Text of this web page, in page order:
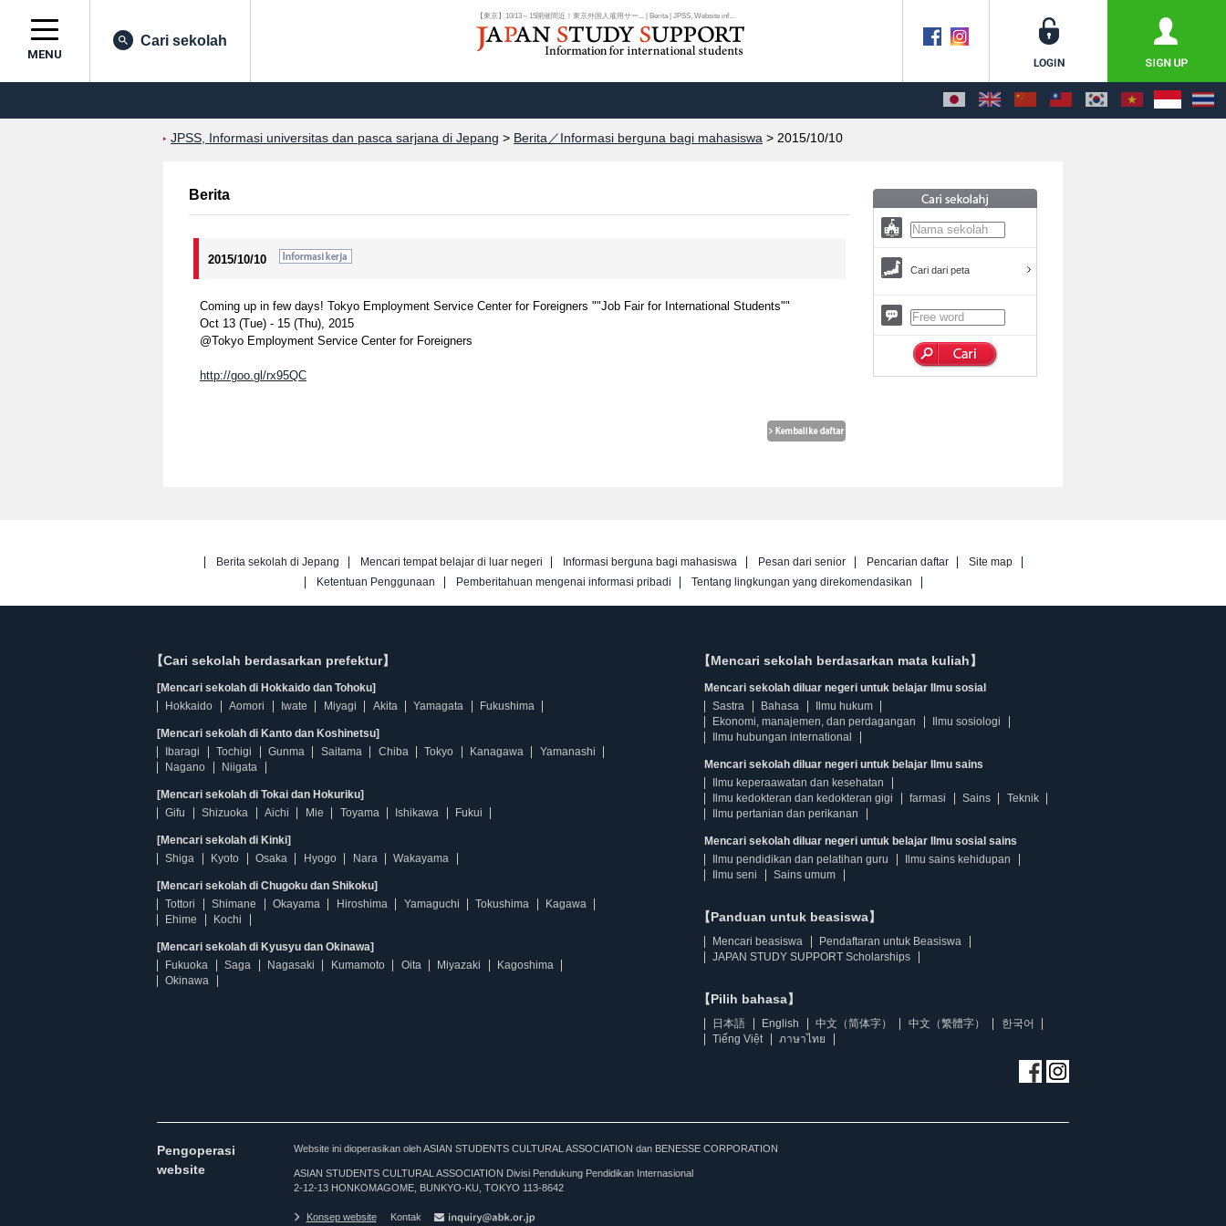
【東京】10/13～15開催間近！東京外国人雇用サー... | Berita | JPSS, Website inf...
MENU
Cari sekolah
JPSS, Informasi universitas dan pasca sarjana di Jepang > Berita／Informasi berguna bagi mahasiswa > 2015/10/10
Berita
2015/10/10
Coming up in few days! Tokyo Employment Service Center for Foreigners ""Job Fair for International Students""
Oct 13 (Tue) - 15 (Thu), 2015
@Tokyo Employment Service Center for Foreigners
http://goo.gl/rx95QC
Cari dari peta
Berita sekolah di Jepang Mencari tempat belajar di luar negeri Informasi berguna bagi mahasiswa Pesan dari senior Pencarian daftar
Site map
Ketentuan Penggunaan
Pemberitahuan mengenai informasi pribadi Tentang lingkungan yang direkomendasikan
【Cari sekolah berdasarkan prefektur】
[Mencari sekolah di Hokkaido dan Tohoku]
Hokkaido
Aomori Iwate Miyagi Akita Yamagata Fukushima
[Mencari sekolah di Kanto dan Koshinetsu]
Ibaragi
Tochigi Gunma Saitama Chiba Tokyo Kanagawa
Yamanashi
Nagano
Niigata
[Mencari sekolah di Tokai dan Hokuriku]
Gifu
Shizuoka Aichi Mie Toyama Ishikawa Fukui
[Mencari sekolah di Kinki]
Shiga
Kyoto Osaka Hyogo Nara Wakayama
[Mencari sekolah di Chugoku dan Shikoku]
Tottori
Shimane Okayama Hiroshima Yamaguchi Tokushima
Kagawa
Ehime
Kochi
[Mencari sekolah di Kyusyu dan Okinawa]
Fukuoka
Saga Nagasaki Kumamoto Oita Miyazaki
Kagoshima
Okinawa
【Mencari sekolah berdasarkan mata kuliah】
Mencari sekolah diluar negeri untuk belajar Ilmu sosial
Sastra
Bahasa
Ilmu hukum
Ekonomi, manajemen, dan perdagangan
Ilmu sosiologi
Ilmu hubungan international
Mencari sekolah diluar negeri untuk belajar Ilmu sains
Ilmu keperaawatan dan kesehatan
Ilmu kedokteran dan kedokteran gigi
farmasi Sains
Teknik
Ilmu pertanian dan perikanan
Mencari sekolah diluar negeri untuk belajar Ilmu sosial sains
Ilmu pendidikan dan pelatihan guru
Ilmu sains kehidupan
Ilmu seni
Sains umum
【Panduan untuk beasiswa】
Mencari beasiswa
Pendaftaran untuk Beasiswa
JAPAN STUDY SUPPORT Scholarships
【Pilih bahasa】
日本語 English 中文（简体字） 中文（繁體字）
한국어
Tiếng Việt
ภาษาไทย
Pengoperasi
website
Website ini dioperasikan oleh ASIAN STUDENTS CULTURAL ASSOCIATION dan BENESSE CORPORATION
ASIAN STUDENTS CULTURAL ASSOCIATION Divisi Pendukung Pendidikan Internasional
2-12-13 HONKOMAGOME, BUNKYO-KU, TOKYO 113-8642
Konsep website Kontak